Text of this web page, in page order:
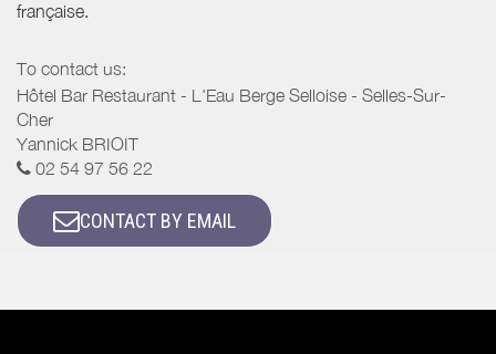
française.
To contact us:
Hôtel Bar Restaurant - L'Eau Berge Selloise - Selles-Sur-
Cher
Yannick BRIOIT
02 54 97 56 22
CONTACT BY EMAIL